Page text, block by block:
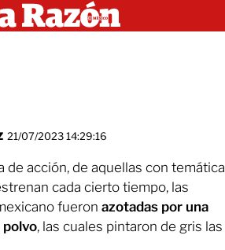
21/07/2023 14:29:16
de acción, de aquellas con temática
cada cierto tiempo, las
fueron azotadas por una
, las cuales pintaron de gris las